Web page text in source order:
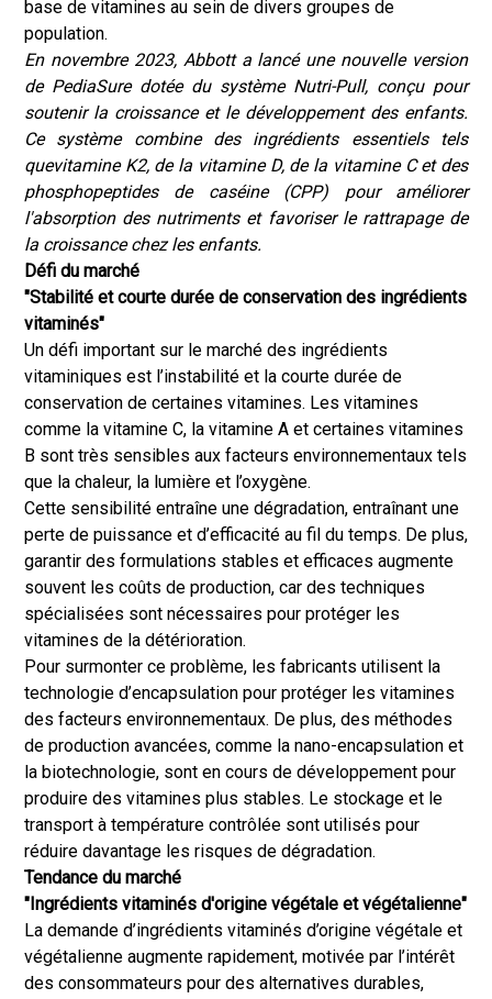
base de vitamines au sein de divers groupes de
population.
En novembre 2023, Abbott a lancé une nouvelle version
de PediaSure dotée du système Nutri-Pull, conçu pour
soutenir la croissance et le développement des enfants.
Ce système combine des ingrédients essentiels tels
quevitamine K2, de la vitamine D, de la vitamine C et des
phosphopeptides de caséine (CPP) pour améliorer
l'absorption des nutriments et favoriser le rattrapage de
la croissance chez les enfants.
Défi du marché
"Stabilité et courte durée de conservation des ingrédients
vitaminés"
Un défi important sur le marché des ingrédients
vitaminiques est l’instabilité et la courte durée de
conservation de certaines vitamines. Les vitamines
comme la vitamine C, la vitamine A et certaines vitamines
B sont très sensibles aux facteurs environnementaux tels
que la chaleur, la lumière et l’oxygène.
Cette sensibilité entraîne une dégradation, entraînant une
perte de puissance et d’efficacité au fil du temps. De plus,
garantir des formulations stables et efficaces augmente
souvent les coûts de production, car des techniques
spécialisées sont nécessaires pour protéger les
vitamines de la détérioration.
Pour surmonter ce problème, les fabricants utilisent la
technologie d’encapsulation pour protéger les vitamines
des facteurs environnementaux. De plus, des méthodes
de production avancées, comme la nano-encapsulation et
la biotechnologie, sont en cours de développement pour
produire des vitamines plus stables. Le stockage et le
transport à température contrôlée sont utilisés pour
réduire davantage les risques de dégradation.
Tendance du marché
"Ingrédients vitaminés d'origine végétale et végétalienne"
La demande d’ingrédients vitaminés d’origine végétale et
végétalienne augmente rapidement, motivée par l’intérêt
des consommateurs pour des alternatives durables,